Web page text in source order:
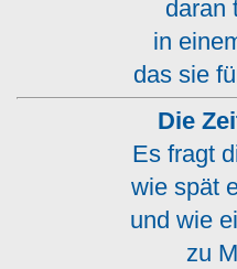
daran
in
das sie
Die
Es fragt
wie spät
und wie
zu